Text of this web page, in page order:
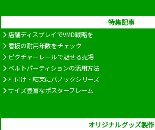
特集記事
店舗ディスプレイでVMD戦略を
看板の耐用年数をチェック
ピクチャーレールで魅せる売場
ベルトパーティションの活用方法
札付け・結束にバノックシリーズ
サイズ豊富なポスターフレーム
オリジナルグッズ製作